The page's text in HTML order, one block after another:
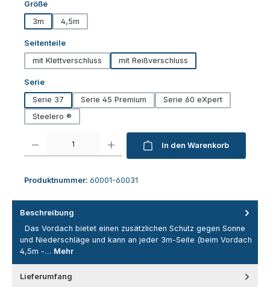
Größeauswählen
3m
4,5m
Seitenteileauswählen
mit Klettverschluss
mit Reißverschluss
Serieauswählen
Serie 37
Serie 45 Premium
Serie 60 eXpert
Steelero ®
In den Warenkorb
Produktnummer: 60001-60031
Beschreibung
Das Vordach bietet einen zusätzlichen Schutz gegen Sonne
und Niederschläge und kann an jeder 3m-Seite (beim Vordach
4,5m -… Mehr
Lieferumfang